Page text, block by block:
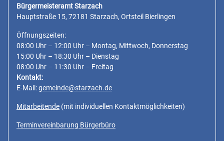
Bürgermeisteramt Starzach
Hauptstraße 15, 72181 Starzach, Ortsteil Bierlingen
Öffnungszeiten:
08:00 Uhr – 12:00 Uhr – Montag, Mittwoch, Donnerstag
15:00 Uhr – 18:30 Uhr – Dienstag
08:00 Uhr – 11:30 Uhr – Freitag
Kontakt:
E-Mail:gemeinde@starzach.de
Mitarbeitende (mit individuellen Kontaktmöglichkeiten)
Terminvereinbarung Bürgerbüro